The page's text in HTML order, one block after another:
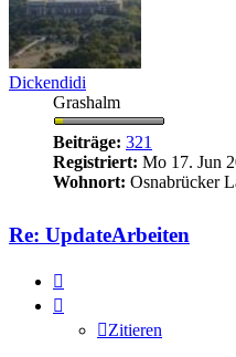
Dickendidi
Grashalm
Beiträge: 321
Registriert: Mo 17. Jun
Wohnort: Osnabrücker
Re: UpdateArbeiten
Zitieren